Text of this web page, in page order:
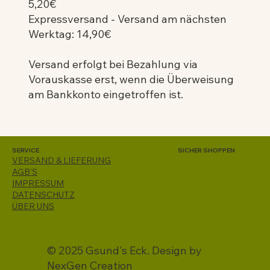
5,20€
Expressversand - Versand am nächsten
Werktag: 14,90€
Versand erfolgt bei Bezahlung via
Vorauskasse erst, wenn die Überweisung
am Bankkonto eingetroffen ist.
SERVICE
VERSAND & LIEFERUNG
AGB'S
IMPRESSUM
DATENSCHUTZ
ÜBER UNS
© 2025 Gsund's Eck. Design by
NexGen Creation
SICHER SHOPPEN